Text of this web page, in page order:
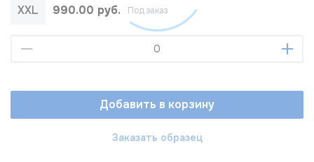
XXL 990.00 руб. Под заказ
Добавить в корзину
Заказать образец